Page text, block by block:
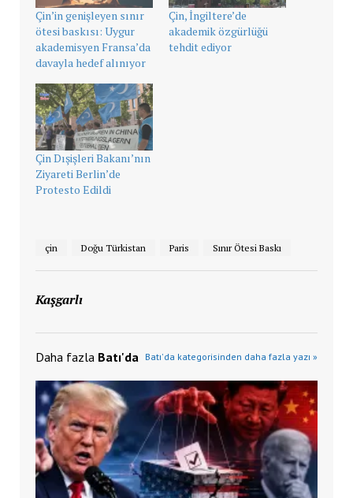
Çin’in genişleyen sınır
ötesi baskısı: Uygur
akademisyen Fransa’da
davayla hedef alınıyor
Çin, İngiltere’de
akademik özgürlüğü
tehdit ediyor
Çin Dışişleri Bakanı’nın
Ziyareti Berlin’de
Protesto Edildi
çin Doğu Türkistan Paris Sınır Ötesi Baskı
Kaşgarlı
Daha fazla Batı'da Batı'da kategorisinden daha fazla yazı »